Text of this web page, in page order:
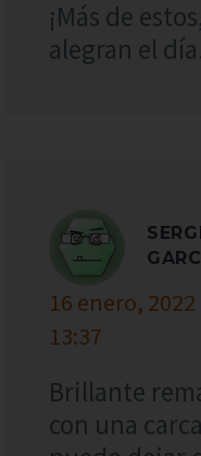
¡Más de
alegran el
16 enero,
13:37
Brillante
con una